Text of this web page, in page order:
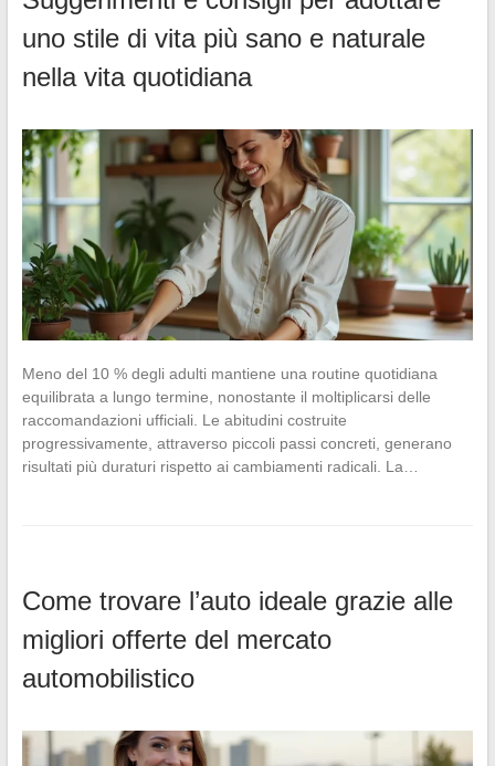
uno stile di vita più sano e naturale
nella vita quotidiana
Meno del 10 % degli adulti mantiene una routine quotidiana
equilibrata a lungo termine, nonostante il moltiplicarsi delle
raccomandazioni ufficiali. Le abitudini costruite
progressivamente, attraverso piccoli passi concreti, generano
risultati più duraturi rispetto ai cambiamenti radicali. La…
Come trovare l’auto ideale grazie alle
migliori offerte del mercato
automobilistico